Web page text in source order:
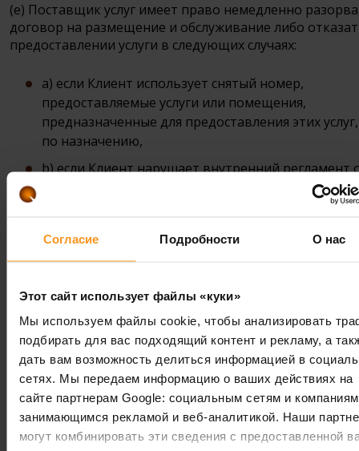
Согласие Подробности О нас
Этот сайт использует файлы «куки»
Мы используем файлы cookie, чтобы анализировать
подбирать для вас подходящий контент и рекламу, а
дать вам возможность делиться информацией в
сетях. Мы передаем информацию о ваших действиях на
сайте партнерам Google: социальным сетям и
занимающимся рекламой и веб-аналитикой. Наши
могут комбинировать эти сведения с предоставленной
(e) Поставщик услуг имеет право немедленно
договор на размещение и обслуживание либо
предоставлении услуги в следующих случаях:
a) если Клиент использует снятый номер,
предоставляемые услуги или помещения,
предназначенные для предоставления этих
по назначению,
b) если Клиент нарушает внутренний регламент
и не прекращает своих действий даже после
c) если Клиент не соблюдает установленные
после предупреждения,
d) если Клиент позволяет себе грубость в
персоналом или постояльцами отеля, находится
действием алкоголя или наркотических средств,
ведет себя угрожающим, оскорбительным или
непозволительным образом;
e) если Клиент страдает инфекционным
заболеванием или другим состоянием, которое